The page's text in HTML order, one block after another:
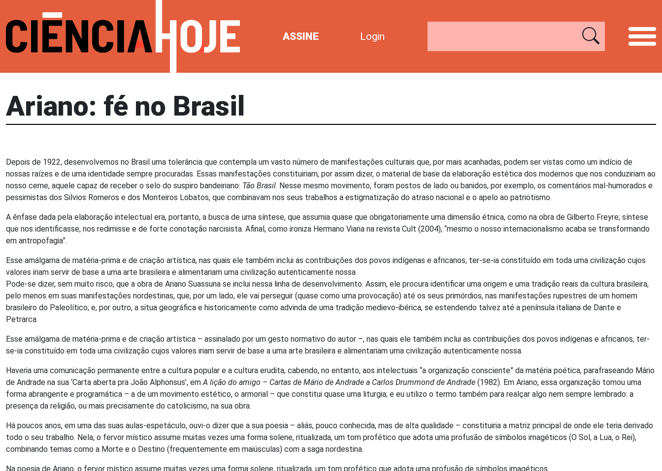
ASSINE Login
Ariano: fé no Brasil
Depois de 1922, desenvolvemos no Brasil uma tolerância que contempla um vasto número de manifestações culturais que, por mais acanhadas, podem ser vistas como um indício de
nossas raízes e de uma identidade sempre procuradas. Essas manifestações constituiriam, por assim dizer, o material de base da elaboração estética dos modernos que nos conduziriam ao
nosso cerne, aquele capaz de receber o selo do suspiro bandeiriano: Tão Brasil. Nesse mesmo movimento, foram postos de lado ou banidos, por exemplo, os comentários mal-humorados e
pessimistas dos Silvios Romeros e dos Monteiros Lobatos, que combinavam nos seus trabalhos a estigmatização do atraso nacional e o apelo ao patriotismo.
A ênfase dada pela elaboração intelectual era, portanto, a busca de uma síntese, que assumia quase que obrigatoriamente uma dimensão étnica, como na obra de Gilberto Freyre; síntese
que nos identificasse, nos redimisse e de forte conotação narcisista. Afinal, como ironiza Hermano Viana na revista Cult (2004), “mesmo o nosso internacionalismo acaba se transformando
em antropofagia”.
Esse amálgama de matéria-prima e de criação artística, nas quais ele também inclui as contribuições dos povos indígenas e africanos, ter-se-ia constituído em toda uma civilização cujos
valores iriam servir de base a uma arte brasileira e alimentariam uma civilização autenticamente nossa
Pode-se dizer, sem muito risco, que a obra de Ariano Suassuna se inclui nessa linha de desenvolvimento. Assim, ele procura identificar uma origem e uma tradição reais da cultura brasileira,
pelo menos em suas manifestações nordestinas, que, por um lado, ele vai perseguir (quase como uma provocação) até os seus primórdios, nas manifestações rupestres de um homem
brasileiro do Paleolítico; e, por outro, a situa geográfica e historicamente como advinda de uma tradição medievo-ibérica, se estendendo talvez até a península italiana de Dante e
Petrarca.
Esse amálgama de matéria-prima e de criação artística – assinalado por um gesto normativo do autor –, nas quais ele também inclui as contribuições dos povos indígenas e africanos, ter-
se-ia constituído em toda uma civilização cujos valores iriam servir de base a uma arte brasileira e alimentariam uma civilização autenticamente nossa.
Haveria uma comunicação permanente entre a cultura popular e a cultura erudita, cabendo, no entanto, aos intelectuais “a organização consciente” da matéria poética, parafraseando Mário
de Andrade na sua ‘Carta aberta pra João Alphonsus’, emA lição do amigo – Cartas de Mário de Andrade a Carlos Drummond de Andrade (1982). Em Ariano, essa organização tomou uma
forma abrangente e programática – a de um movimento estético, o armorial – que constitui quase uma liturgia; e eu utilizo o termo também para realçar algo nem sempre lembrado: a
presença da religião, ou mais precisamente do catolicismo, na sua obra.
Há poucos anos, em uma das suas aulas-espetáculo, ouvi-o dizer que a sua poesia – aliás, pouco conhecida, mas de alta qualidade – constituiria a matriz principal de onde ele teria derivado
todo o seu trabalho. Nela, o fervor místico assume muitas vezes uma forma solene, ritualizada, um tom profético que adota uma profusão de símbolos imagéticos (O Sol, a Lua, o Rei),
combinando temas como a Morte e o Destino (frequentemente em maiúsculas) com a saga nordestina.
Na poesia de Ariano, o fervor místico assume muitas vezes uma forma solene, ritualizada, um tom profético que adota uma profusão de símbolos imagéticos